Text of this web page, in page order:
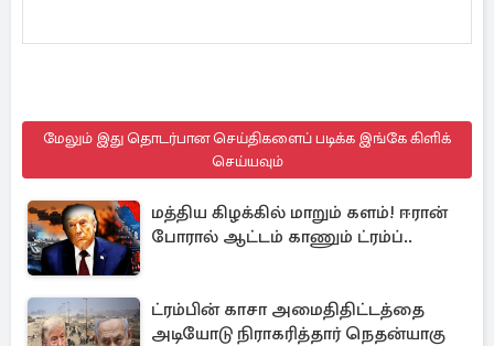
மேலும் இது தொடர்பான செய்திகளைப் படிக்க இங்கே கிளிக்
செய்யவும்
மத்திய கிழக்கில் மாறும் களம்! ஈரான்
போரால் ஆட்டம் காணும் ட்ரம்ப்..
ட்ரம்பின் காசா அமைதிதிட்டத்தை
அடியோடு நிராகரித்தார் நெதன்யாகு